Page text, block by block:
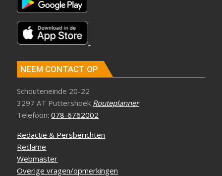
NEEM CONTACT OP
Schouteneinde 20-22
3297 AT Puttershoek Routeplanner
Telefoon:078-6762002
Redactie & Persberichten
Reclame
Webmaster
Overige vragen/opmerkingen